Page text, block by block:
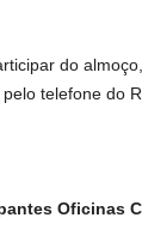
do
telefone do
Oficinas